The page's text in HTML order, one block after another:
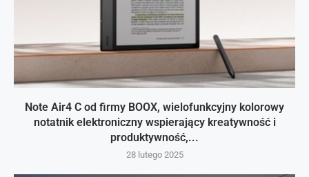
Note Air4 C od firmy BOOX, wielofunkcyjny kolorowy
notatnik elektroniczny wspierający kreatywność i
produktywność,...
28 lutego 2025